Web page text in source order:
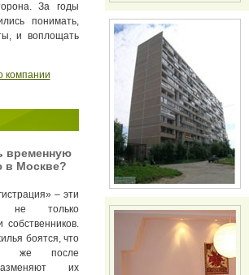
За годы
понимать,
и воплощать
компании
временную
в Москве?
– эти
не только
боятся, что
же после
их